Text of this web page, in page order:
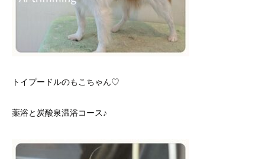
トイプードルのもこちゃん♡
薬浴と炭酸泉温浴コース♪